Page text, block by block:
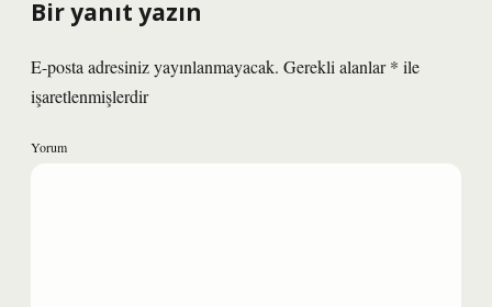
Bir yanıt yazın
E-posta adresiniz yayınlanmayacak. Gerekli alanlar* ile
işaretlenmişlerdir
Yorum